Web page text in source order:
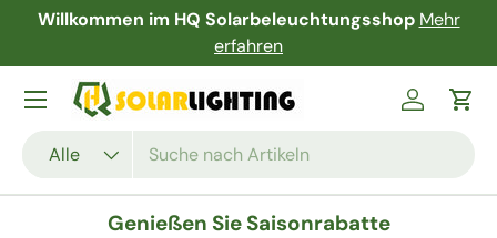
Kostenloser Versand und Rückgabe garantiert!
Mehr erfahren
Alle
Einloggen
Menü
Genießen Sie Saisonrabatte